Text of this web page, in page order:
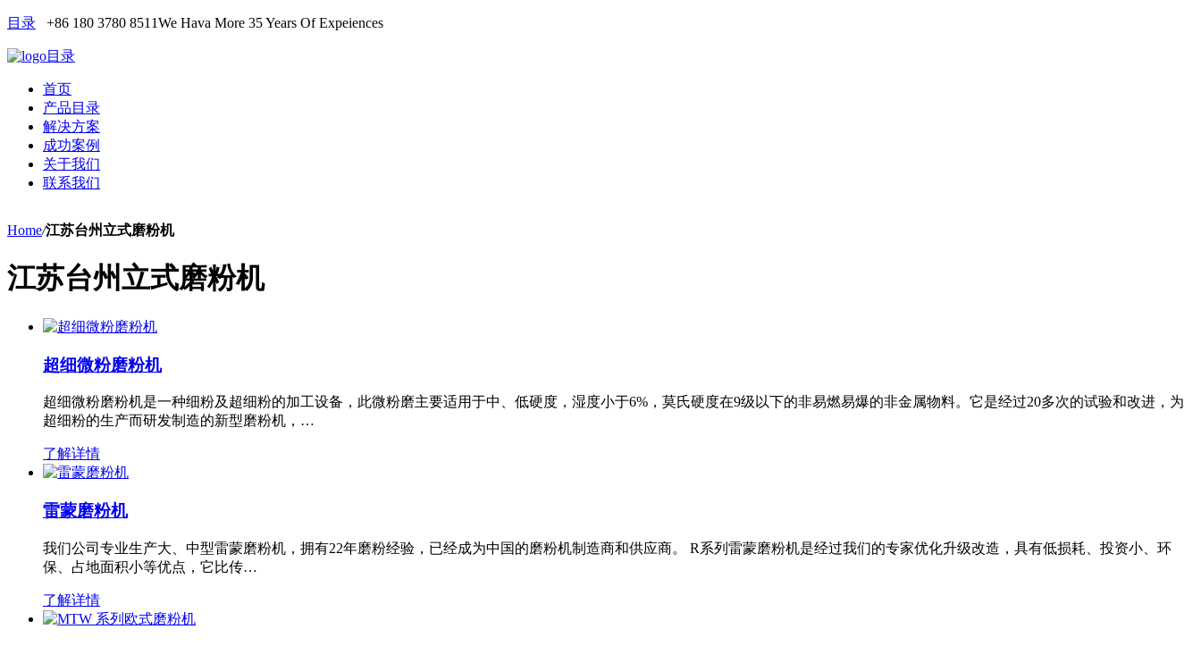
目录 +86 180 3780 8511We Hava More 35 Years Of Expeiences
目录
首页
产品目录
解决方案
成功案例
关于我们
联系我们
Home/江苏台州立式磨粉机
江苏台州立式磨粉机
超细微粉磨粉机
超细微粉磨粉机是一种细粉及超细粉的加工设备，此微粉磨主要适用于中、低硬度，湿度小于6%，莫氏硬度在9级以下的非易燃易爆的非金属物料。它是经过20多次的试验和改进，为
超细粉的生产而研发制造的新型磨粉机，…
了解详情
雷蒙磨粉机
我们公司专业生产大、中型雷蒙磨粉机，拥有22年磨粉经验，已经成为中国的磨粉机制造商和供应商。 R系列雷蒙磨粉机是经过我们的专家优化升级改造，具有低损耗、投资小、环
保、占地面积小等优点，它比传…
了解详情